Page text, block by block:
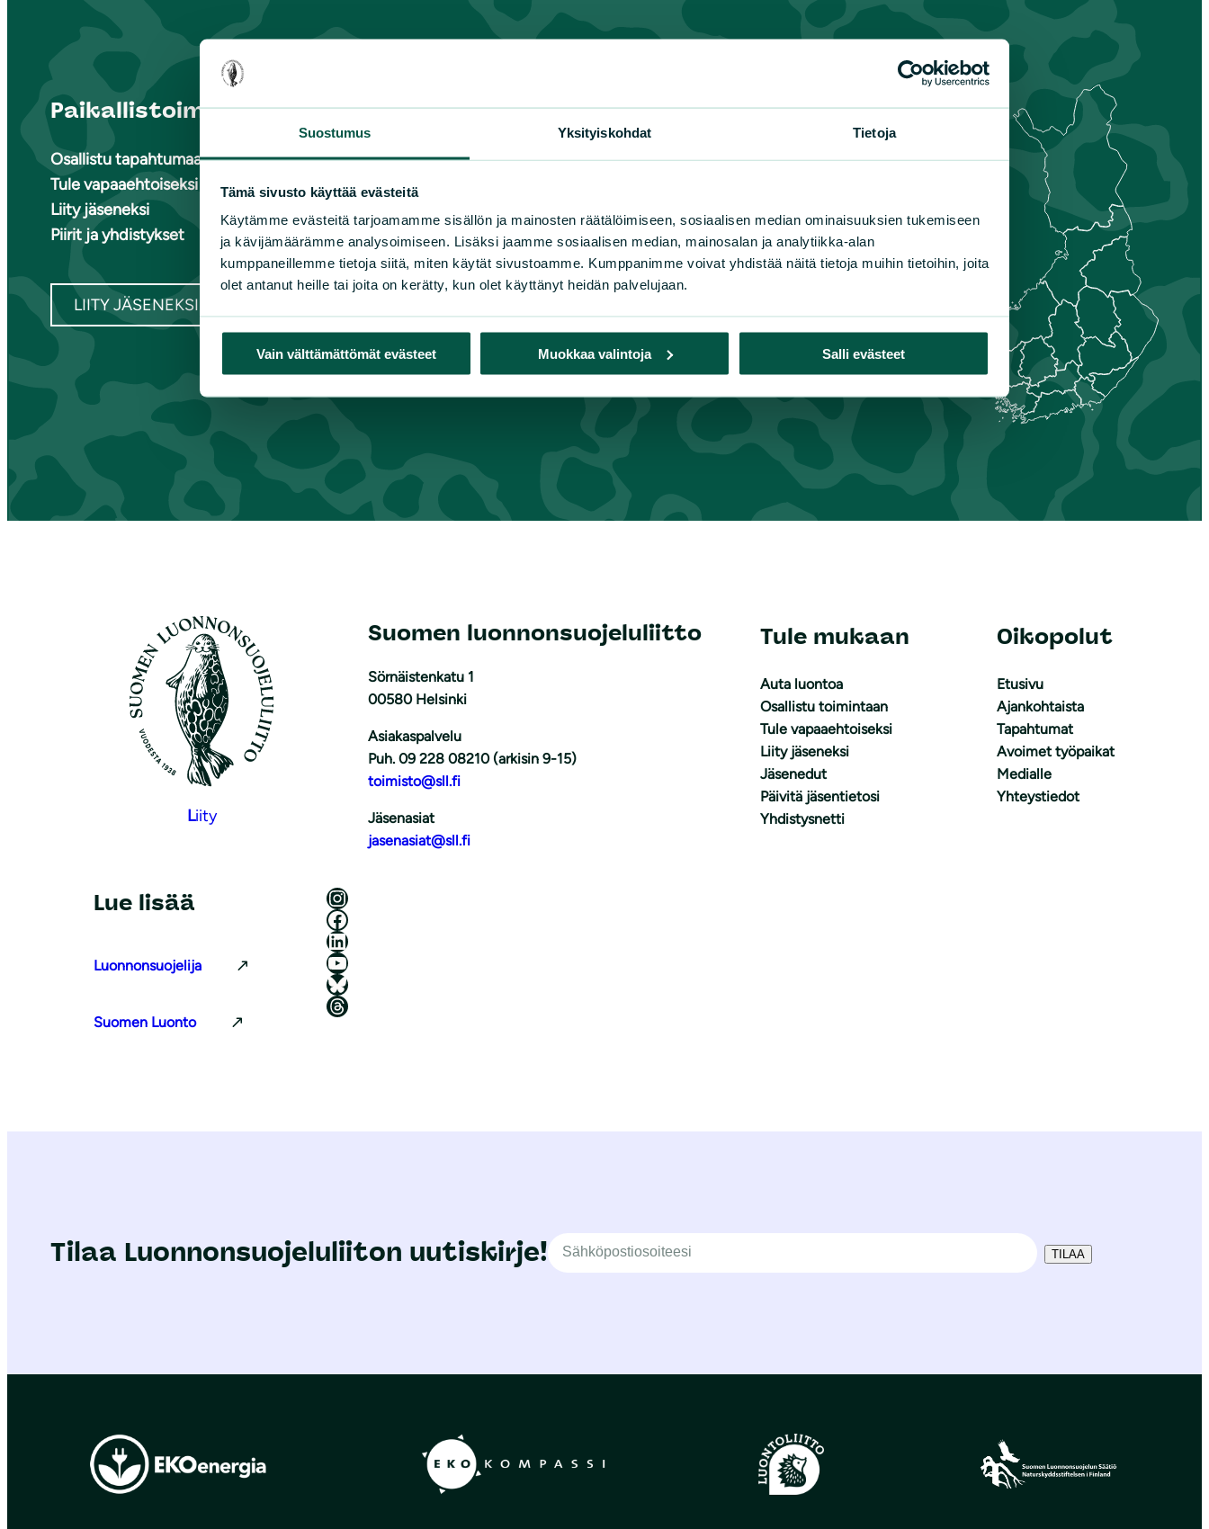
Suostumus Yksityiskohdat Tietoja
Tämä sivusto käyttää evästeitä
Käytämme evästeitä tarjoamamme sisällön ja mainosten räätälöimiseen, sosiaalisen median ominaisuuksien tukemiseen
ja kävijämäärämme analysoimiseen. Lisäksi jaamme sosiaalisen median, mainosalan ja analytiikka-alan
kumppaneillemme tietoja siitä, miten käytät sivustoamme. Kumppanimme voivat yhdistää näitä tietoja muihin tietoihin, joita
olet antanut heille tai joita on kerätty, kun olet käyttänyt heidän palvelujaan.
Vain välttämättömät evästeet Muokkaa valintoja Salli evästeet
Paikallistoiminta
Osallistu tapahtumaan
Tule vapaaehtoiseksi
Liity jäseneksi
Piirit ja yhdistykset
LIITY JÄSENEKSI
Suomen luonnonsuojeluliiton piirit
Etelä-Häme
Etelä-Karjala
Kainuu
Keski-Suomi
Kymenlaakso
Pohjanmaa
Pohjois-Karjala
Pohjois-
Satakunta
Uusimaa
Liity
Suomen luonnonsuojeluliitto
Sörnäistenkatu 1
00580 Helsinki
Asiakaspalvelu
Puh. 09 228 08210 (arkisin 9-15)
toimisto@sll.fi
Jäsenasiat
jasenasiat@sll.fi
Tule mukaan
Auta luontoa
Osallistu toimintaan
Tule vapaaehtoiseksi
Liity jäseneksi
Jäsenedut
Päivitä jäsentietosi
Yhdistysnetti
Oikopolut
Etusivu
Ajankohtaista
Tapahtumat
Avoimet työpaikat
Medialle
Yhteystiedot
Lue lisää
Luonnonsuojelija
Suomen Luonto
Luonnonsuojeluliitto Instagramissa
Luonnonsuojeluliitto Facebookissa
Luonnonsuojeluliitto LinkedInissä
Luonnonsuojeluliiton YouTube-kanava
Luonnonsuojeluliitto Blueskyssa
Luonnonsuojeluliitto Threadsissa
Tilaa Luonnonsuojeluliiton uutiskirje! TILAA